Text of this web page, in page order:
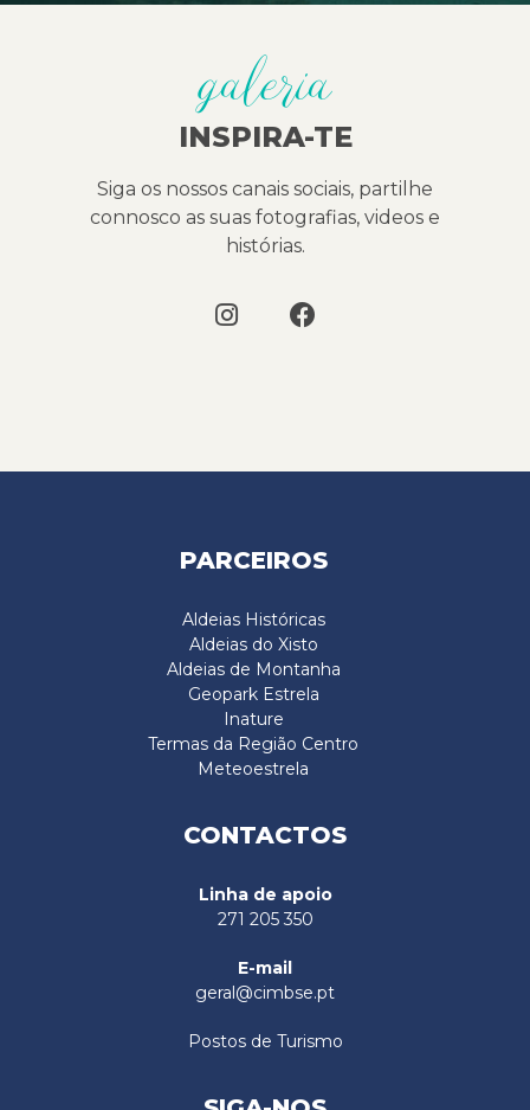
galeria
INSPIRA-TE
Siga os nossos canais sociais, partilhe
connosco as suas fotografias, videos e
histórias.
PARCEIROS
Aldeias Históricas
Aldeias do Xisto
Aldeias de Montanha
Geopark Estrela
Inature
Termas da Região Centro
Meteoestrela
CONTACTOS
Linha de apoio
271 205 350
E-mail
geral@cimbse.pt
Postos de Turismo